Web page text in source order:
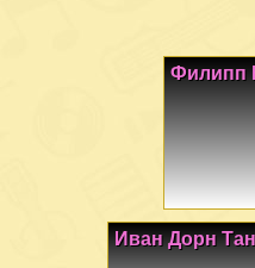
Филипп
Иван Дорн